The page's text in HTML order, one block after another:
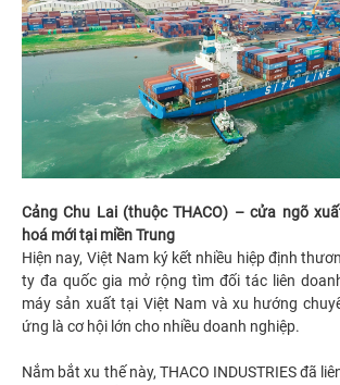
Cảng Chu Lai (thuộc THACO) – cửa ngõ
hoá mới tại miền Trung
Hiện nay, Việt Nam ký kết nhiều hiệp định
ty đa quốc gia mở rộng tìm đối tác liên
máy sản xuất tại Việt Nam và xu hướng
ứng là cơ hội lớn cho nhiều doanh nghiệp.
Nắm bắt xu thế này, THACO INDUSTRIES đã